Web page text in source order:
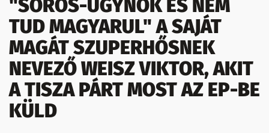
"SOROS-ÜGYNÖK ÉS NEM
TUD MAGYARUL" A SAJÁT
MAGÁT SZUPERHŐSNEK
NEVEZŐ WEISZ VIKTOR, AKIT
A TISZA PÁRT MOST AZ EP-BE
KÜLD